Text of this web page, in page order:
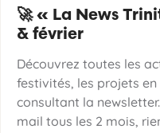
🚀 « La News
& février
Découvrez toutes les
festivités, les projets
consultant la
mail tous les 2 mois,